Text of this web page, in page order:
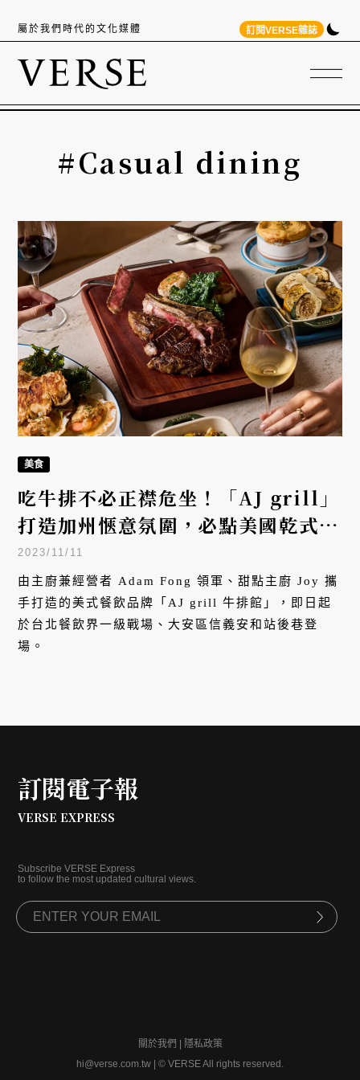
屬於我們時代的文化媒體 訂閱VERSE雜誌
#Casual dining
美食
吃牛排不必正襟危坐！「AJ grill」
打造加州愜意氛圍，必點美國乾式
18天熟成肋眼、海鮮滿滿驚豔
2023/11/11
由主廚兼經營者 Adam Fong 領軍、甜點主廚 Joy 攜
手打造的美式餐飲品牌「AJ grill 牛排館」，即日起
於台北餐飲界一級戰場、大安區信義安和站後巷登
場。
訂閱電子報
VERSE EXPRESS
Subscribe VERSE Express
to follow the most updated cultural views.
關於我們
隱私政策
hi@verse.com.tw
© VERSE All rights reserved.